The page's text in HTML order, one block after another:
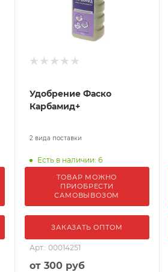
Удобрение Фаско
Карбамид+
2 вида поставки
Есть в наличии: 6
ТОВАР МОЖНО
ПРИОБРЕСТИ
САМОВЫВОЗОМ
ЗАКАЗАТЬ ОПТОМ
Арт.: 00014251
от300 руб